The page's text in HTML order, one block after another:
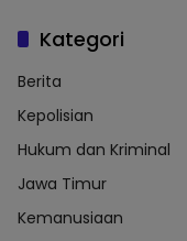
Kategori
Berita
Kepolisian
Hukum dan Kriminal
Jawa Timur
Kemanusiaan